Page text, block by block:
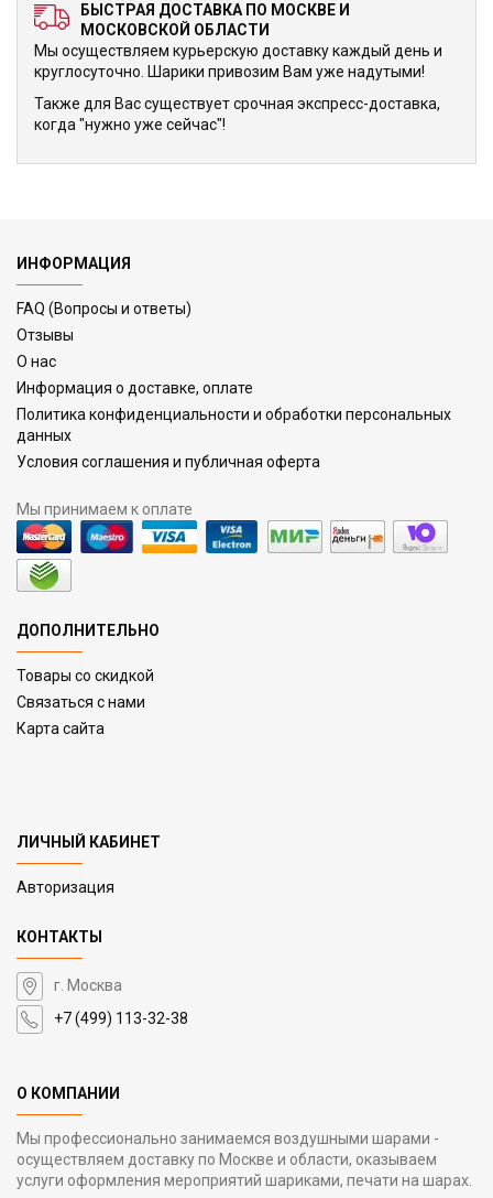
БЫСТРАЯ ДОСТАВКА ПО МОСКВЕ И
МОСКОВСКОЙ ОБЛАСТИ
Мы осуществляем курьерскую доставку каждый день и
круглосуточно. Шарики привозим Вам уже надутыми!
Также для Вас существует срочная экспресс-доставка,
когда "нужно уже сейчас"!
ИНФОРМАЦИЯ
FAQ (Вопросы и ответы)
Отзывы
О нас
Информация о доставке, оплате
Политика конфиденциальности и обработки персональных
данных
Условия соглашения и публичная оферта
Мы принимаем к оплате
ДОПОЛНИТЕЛЬНО
Товары со скидкой
Связаться с нами
Карта сайта
ЛИЧНЫЙ КАБИНЕТ
Авторизация
КОНТАКТЫ
г. Москва
+7 (499) 113-32-38
О КОМПАНИИ
Мы профессионально занимаемся воздушными шарами -
осуществляем доставку по Москве и области, оказываем
услуги оформления мероприятий шариками, печати на шарах.